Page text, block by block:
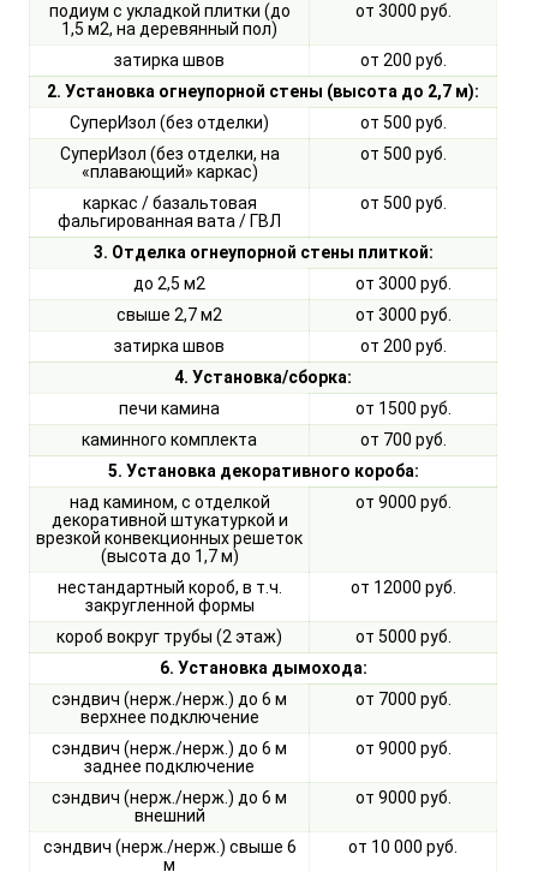
подиум с укладкой плитки (до
1,5 м2, на деревянный пол)
от 3000 руб.
затирка швов
от 200 руб.
2. Установка огнеупорной стены (высота до 2,7 м):
СуперИзол (без отделки)
от 500 руб.
СуперИзол (без отделки, на
«плавающий» каркас)
от 500 руб.
каркас / базальтовая
фальгированная вата / ГВЛ
от 500 руб.
3. Отделка огнеупорной стены плиткой:
до 2,5 м2
от 3000 руб.
свыше 2,7 м2
от 3000 руб.
затирка швов
от 200 руб.
4. Установка/сборка:
печи камина
от 1500 руб.
каминного комплекта
от 700 руб.
5. Установка декоративного короба:
над камином, с отделкой
декоративной штукатуркой и
врезкой конвекционных решеток
(высота до 1,7 м)
от 9000 руб.
нестандартный короб, в т.ч.
закругленной формы
от 12000 руб.
короб вокруг трубы (2 этаж)
от 5000 руб.
6. Установка дымохода:
сэндвич (нерж./нерж.) до 6 м
верхнее подключение
от 7000 руб.
сэндвич (нерж./нерж.) до 6 м
заднее подключение
от 9000 руб.
сэндвич (нерж./нерж.) до 6 м
внешний
от 9000 руб.
сэндвич (нерж./нерж.) свыше 6
м
от 10 000 руб.